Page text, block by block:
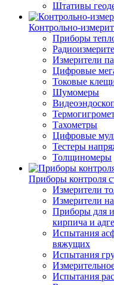
Штативы
Контрольно-
Приборы
Измерители
Цифровые
Токовые
Шумомеры
Тахометры
Цифровые
Тестеры
Толщиномеры
Приборы контроля
Измерители
Измерители
Приборы для
кирпича и
Испытания
вяжущих
Испытания
Испытания